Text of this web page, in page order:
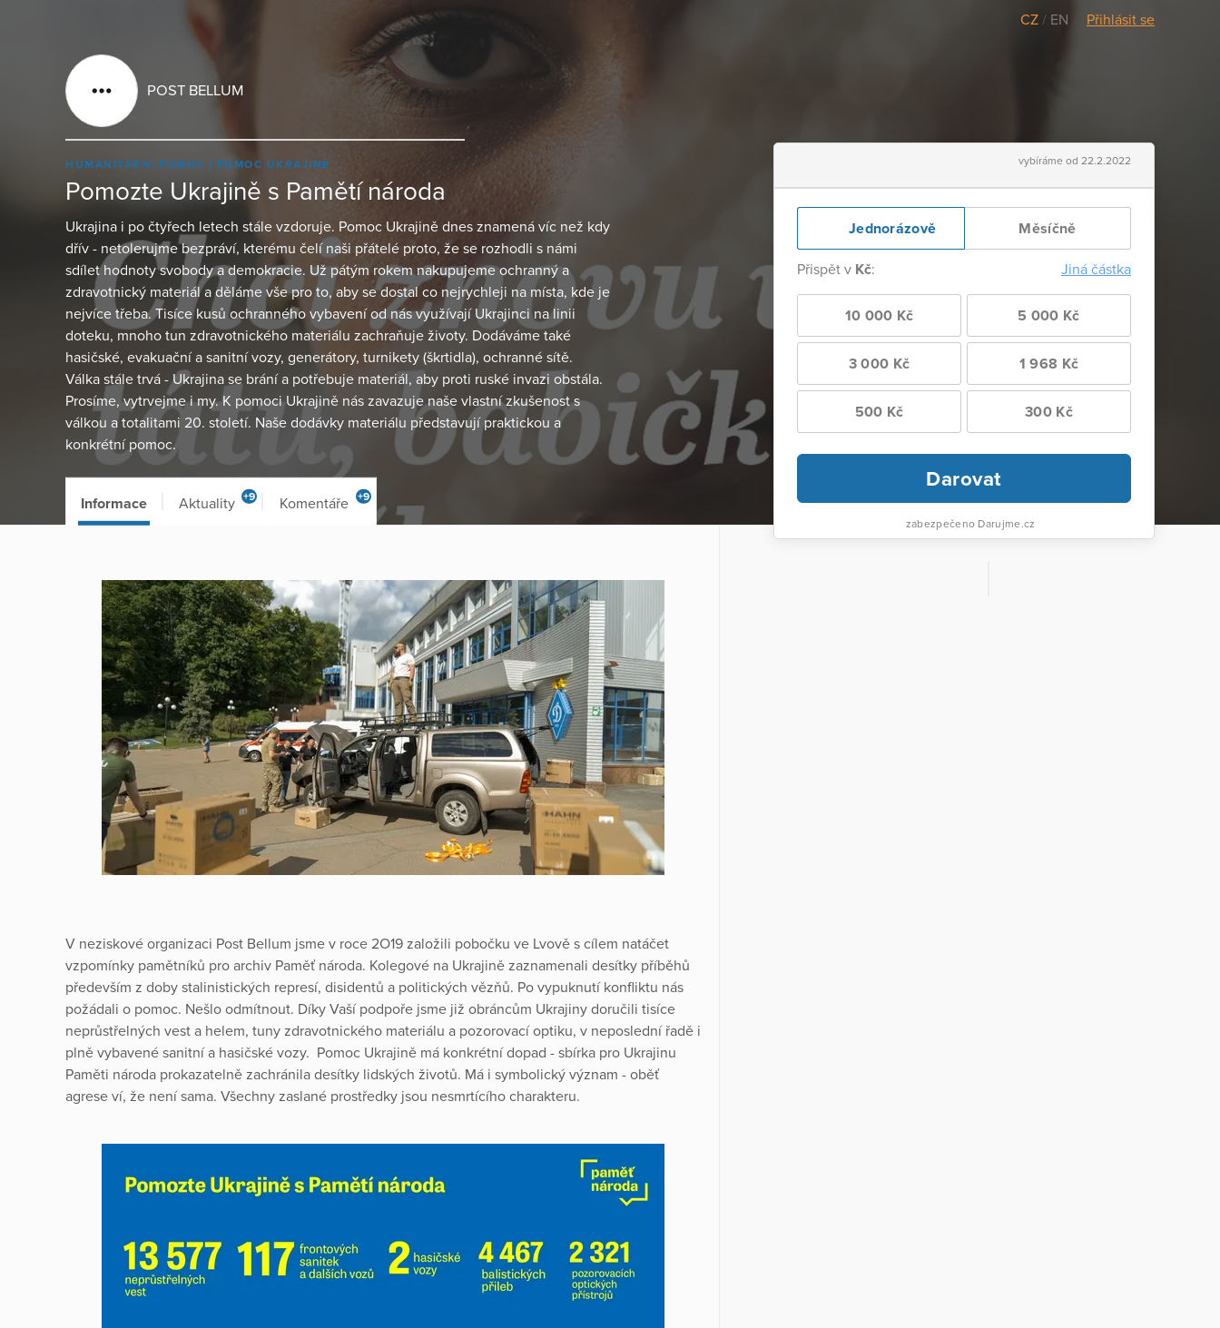
CZ / EN Přihlásit se
POST BELLUM
HUMANITÁRNÍ POMOC POMOC UKRAJINĚ
Pomozte Ukrajině s Pamětí národa
Ukrajina i po čtyřech letech stále vzdoruje. Pomoc Ukrajině dnes znamená víc než kdy
dřív - netolerujme bezpráví, kterému čelí naši přátelé proto, že se rozhodli s námi
sdílet hodnoty svobody a demokracie. Už pátým rokem nakupujeme ochranný a
zdravotnický materiál a děláme vše pro to, aby se dostal co nejrychleji na místa, kde je
nejvíce třeba. Tisíce kusů ochranného vybavení od nás využívají Ukrajinci na linii
doteku, mnoho tun zdravotnického materiálu zachraňuje životy. Dodáváme také
hasičské, evakuační a sanitní vozy, generátory, turnikety (škrtidla), ochranné sítě.
Válka stále trvá - Ukrajina se brání a potřebuje materiál, aby proti ruské invazi obstála.
Prosíme, vytrvejme i my. K pomoci Ukrajině nás zavazuje naše vlastní zkušenost s
válkou a totalitami 20. století. Naše dodávky materiálu představují praktickou a
konkrétní pomoc.
vybíráme od 22.2.2022
Jednorázově Měsíčně
Přispět v Kč: Jiná částka
10 000 Kč 5 000 Kč
3 000 Kč 1 968 Kč
500 Kč 300 Kč
Darovat
zabezpečeno Darujme.cz
Informace Aktuality +9 Komentáře +9
V neziskové organizaci Post Bellum jsme v roce 2O19 založili pobočku ve Lvově s cílem natáčet
vzpomínky pamětníků pro archiv Paměť národa. Kolegové na Ukrajině zaznamenali desítky příběhů
především z doby stalinistických represí, disidentů a politických vězňů. Po vypuknutí konfliktu nás
požádali o pomoc. Nešlo odmítnout. Díky Vaší podpoře jsme již obráncům Ukrajiny doručili tisíce
neprůstřelných vest a helem, tuny zdravotnického materiálu a pozorovací optiku, v neposlední řadě i
plně vybavené sanitní a hasičské vozy. Pomoc Ukrajině má konkrétní dopad - sbírka pro Ukrajinu
Paměti národa prokazatelně zachránila desítky lidských životů. Má i symbolický význam - oběť
agrese ví, že není sama. Všechny zaslané prostředky jsou nesmrtícího charakteru.